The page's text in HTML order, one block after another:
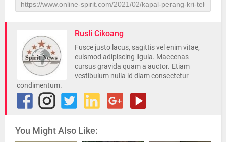
Rusli Cikoang
Fusce justo lacus, sagittis vel enim vitae,
euismod adipiscing ligula. Maecenas
cursus gravida quam a auctor. Etiam
vestibulum nulla id diam consectetur
condimentum.
You Might Also Like: